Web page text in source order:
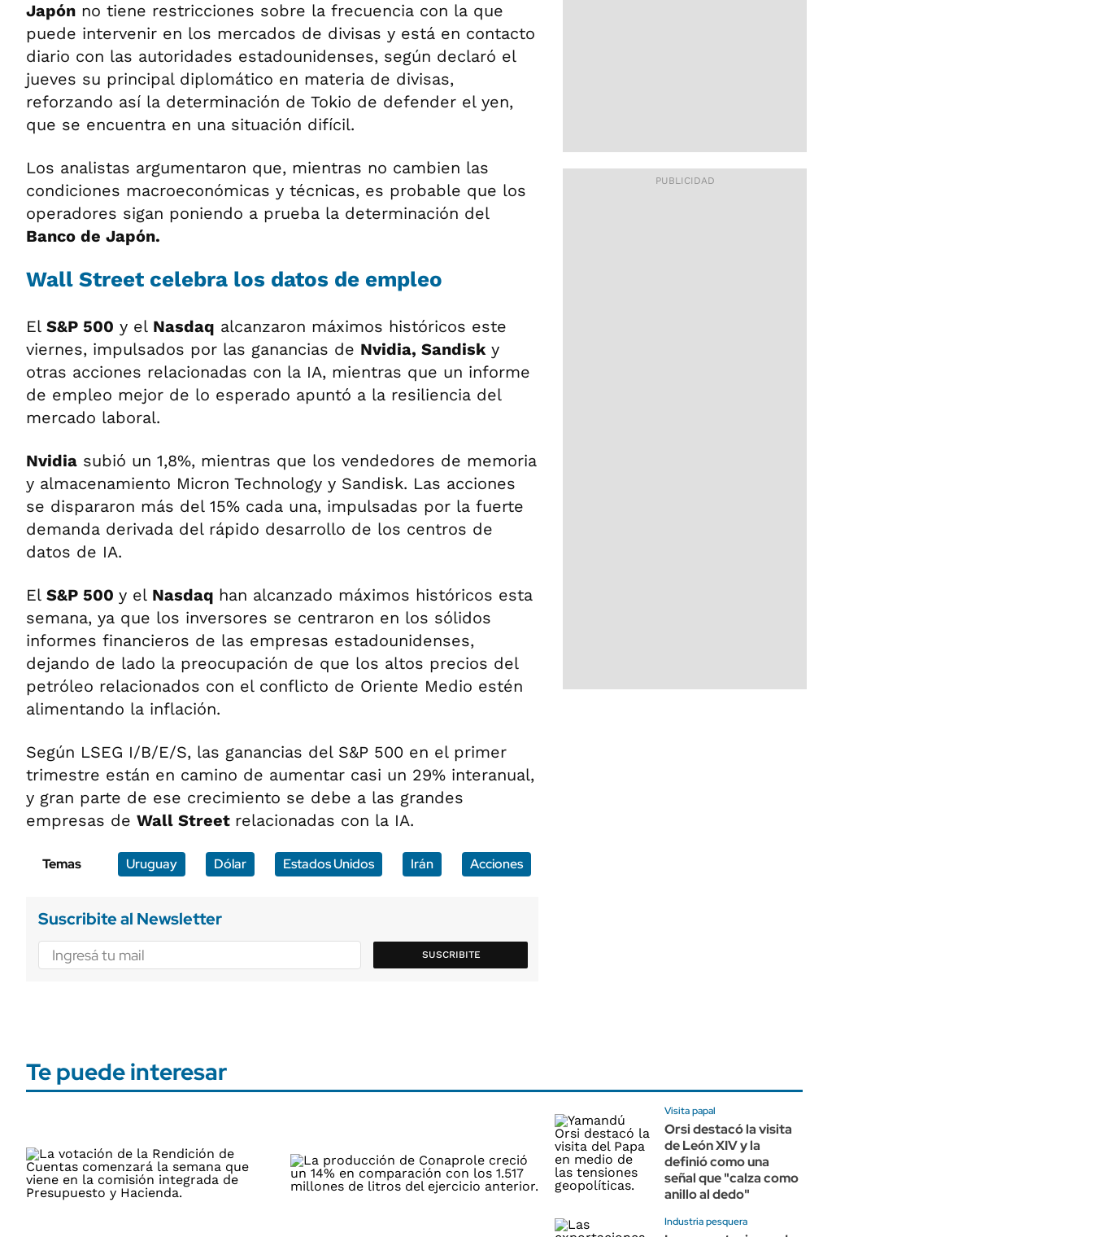
Japón no tiene restricciones sobre la frecuencia con la que
puede intervenir en los mercados de divisas y está en contacto
diario con las autoridades estadounidenses, según declaró el
jueves su principal diplomático en materia de divisas,
reforzando así la determinación de Tokio de defender el yen,
que se encuentra en una situación difícil.
Los analistas argumentaron que, mientras no cambien las
condiciones macroeconómicas y técnicas, es probable que los
operadores sigan poniendo a prueba la determinación del
Banco de Japón.
Wall Street celebra los datos de empleo
El S&P 500 y el Nasdaq alcanzaron máximos históricos este
viernes, impulsados por las ganancias de Nvidia, Sandisky
otras acciones relacionadas con la IA, mientras que un informe
de empleo mejor de lo esperado apuntó a la resiliencia del
mercado laboral.
Nvidia subió un 1,8%, mientras que los vendedores de memoria
y almacenamiento Micron Technology y Sandisk. Las acciones
se dispararon más del 15% cada una, impulsadas por la fuerte
demanda derivada del rápido desarrollo de los centros de
datos de IA.
El S&P 500 y el Nasdaq han alcanzado máximos históricos esta
semana, ya que los inversores se centraron en los sólidos
informes financieros de las empresas estadounidenses,
dejando de lado la preocupación de que los altos precios del
petróleo relacionados con el conflicto de Oriente Medio estén
alimentando la inflación.
Según LSEG I/B/E/S, las ganancias del S&P 500 en el primer
trimestre están en camino de aumentar casi un 29% interanual,
y gran parte de ese crecimiento se debe a las grandes
empresas de Wall Street relacionadas con la IA.
Temas Uruguay Dólar Estados Unidos Irán Acciones
Suscribite al Newsletter
SUSCRIBITE
Te puede interesar
Visita papal
Orsi destacó la visita
de León XIV y la
definió como una
señal que "calza como
anillo al dedo"
Industria pesquera